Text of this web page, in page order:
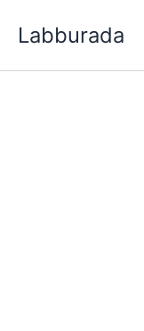
atlaLabburada